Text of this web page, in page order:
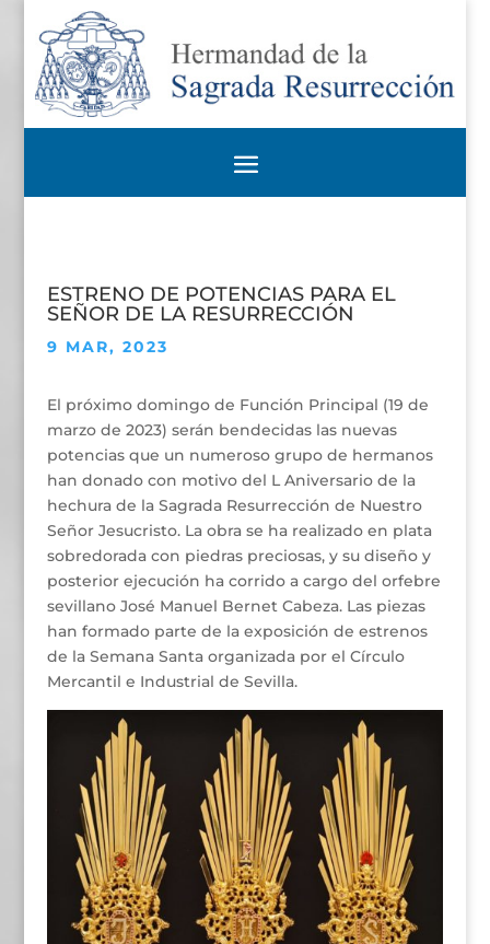
ESTRENO DE POTENCIAS PARA EL
SEÑOR DE LA RESURRECCIÓN
9 MAR, 2023
El próximo domingo de Función Principal (19 de
marzo de 2023) serán bendecidas las nuevas
potencias que un numeroso grupo de hermanos
han donado con motivo del L Aniversario de la
hechura de la Sagrada Resurrección de Nuestro
Señor Jesucristo. La obra se ha realizado en plata
sobredorada con piedras preciosas, y su diseño y
posterior ejecución ha corrido a cargo del orfebre
sevillano José Manuel Bernet Cabeza. Las piezas
han formado parte de la exposición de estrenos
de la Semana Santa organizada por el Círculo
Mercantil e Industrial de Sevilla.